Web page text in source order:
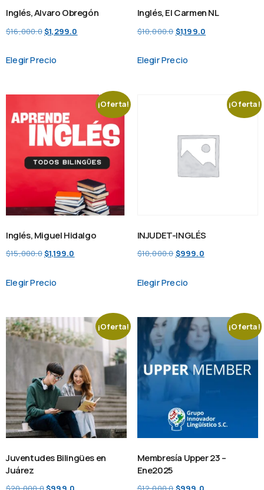
Inglés, Alvaro Obregón
$16,000.0$1,299.0
Elegir Precio
Inglés, El Carmen NL
$10,000.0 $1,199.0
Elegir Precio
¡Oferta!
Inglés, Miguel Hidalgo
$15,000.0$1,199.0
Elegir Precio
¡Oferta!
INJUDET-INGLÉS
$10,000.0 $999.0
Elegir Precio
¡Oferta!
Juventudes Bilingües en
Juárez
¡Oferta!
Membresía Upper 23 –
Ene2025